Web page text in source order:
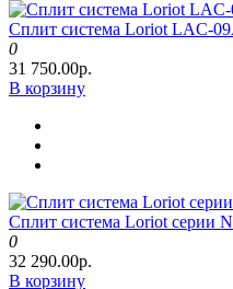
Сплит система Loriot LAC-
0
31 750.00р.
В корзину
Сплит система Loriot серии
0
32 290.00р.
В корзину